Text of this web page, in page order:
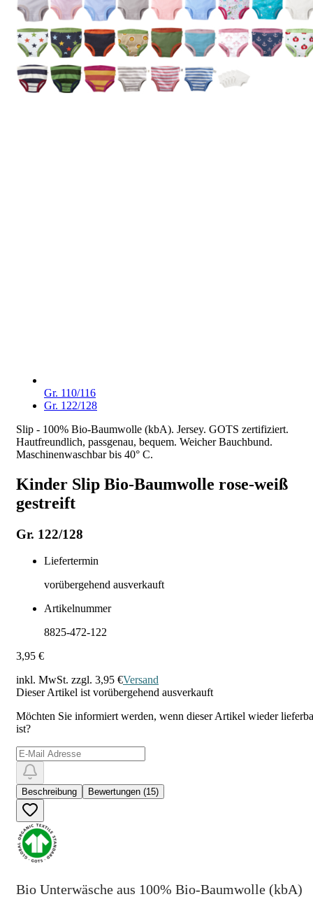
Gr. 110/116
Gr. 122/128
Slip - 100% Bio-Baumwolle (kbA). Jersey. GOTS zertifiziert.
Hautfreundlich, passgenau, bequem. Weicher Bauchbund.
Maschinenwaschbar bis 40° C.
Kinder Slip Bio-Baumwolle rose-weiß
gestreift
Gr. 122/128
Liefertermin
vorübergehend ausverkauft
Artikelnummer
8825-472-122
3,95 €
inkl. MwSt. zzgl. 3,95 €Versand
Dieser Artikel ist vorübergehend ausverkauft
Möchten Sie informiert werden, wenn dieser Artikel wieder
ist?
Beschreibung Bewertungen (15)
Bio Unterwäsche aus 100% Bio-Baumwolle (kbA)